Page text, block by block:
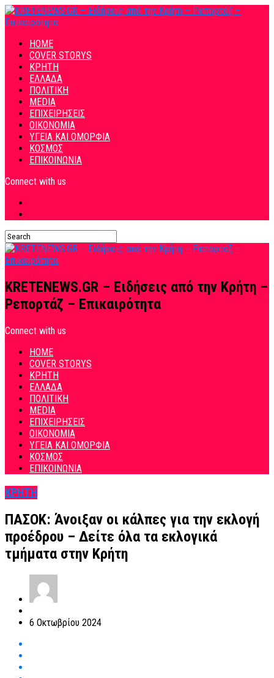
HOME
COVER STORYS
ΚΡΗΤΗ
ΕΛΛΑΔΑ
ΠΟΛΙΤΙΚΗ
MEDIA
ΕΠΙΧΕΙΡΗΣΕΙΣ
ΟΙΚΟΝΟΜΙΑ
ΥΓΕΙΑ ΚΑΙ ΟΜΟΡΦΙΑ
ΚΟΣΜΟΣ
ΕΠΙΚΟΙΝΩΝΙΑ
Connect with us
KRETENEWS.GR – Ειδήσεις από την Κρήτη –
Ρεπορτάζ – Επικαιρότητα
Connect with us
HOME
COVER STORYS
ΚΡΗΤΗ
ΕΛΛΑΔΑ
ΠΟΛΙΤΙΚΗ
MEDIA
ΕΠΙΧΕΙΡΗΣΕΙΣ
ΟΙΚΟΝΟΜΙΑ
ΥΓΕΙΑ ΚΑΙ ΟΜΟΡΦΙΑ
ΚΟΣΜΟΣ
ΕΠΙΚΟΙΝΩΝΙΑ
ΚΡΗΤΗ
ΠΑΣΟΚ: Άνοιξαν οι κάλπες για την εκλογή
προέδρου – Δείτε όλα τα εκλογικά
τμήματα στην Κρήτη
6 Οκτωβρίου 2024